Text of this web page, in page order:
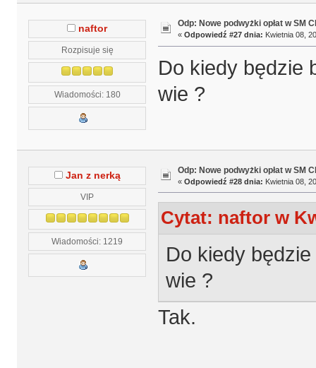
naftor
Rozpisuje się
Wiadomości: 180
Odp: Nowe podwyżki opłat w SM
« Odpowiedź #27 dnia: Kwietnia 08,
Do kiedy będzie
wie ?
Jan z nerką
VIP
Wiadomości: 1219
Odp: Nowe podwyżki opłat w SM
« Odpowiedź #28 dnia: Kwietnia 08,
Cytat: naftor w
Do kiedy
wie ?
Tak.